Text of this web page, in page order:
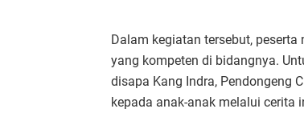
Dalam kegiatan tersebut,
yang kompeten di bidangnya.
disapa Kang Indra, Pendongeng
kepada anak-anak melalui cerita